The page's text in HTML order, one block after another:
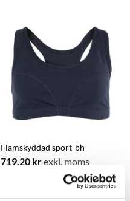
Flamskyddad sport-bh
719,20 krexkl. moms